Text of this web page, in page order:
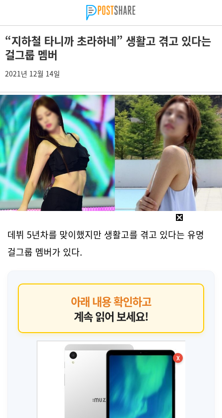
“지하철 타니까 초라하네” 생활고 겪고 있다는
걸그룹 멤버
2021년 12월 14일
데뷔 5년차를 맞이했지만 생활고를 겪고 있다는 유명
걸그룹 멤버가 있다.
아래 내용 확인하고
계속 읽어 보세요!
X